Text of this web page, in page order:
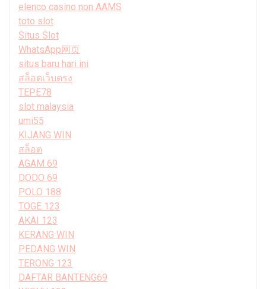
elenco casino non AAMS
toto slot
Situs Slot
WhatsApp网页
situs baru hari ini
สล็อตเว็บตรง
TEPE78
slot malaysia
umi55
KIJANG WIN
สล็อต
AGAM 69
DODO 69
POLO 188
TOGE 123
AKAI 123
KERANG WIN
PEDANG WIN
TERONG 123
DAFTAR BANTENG69